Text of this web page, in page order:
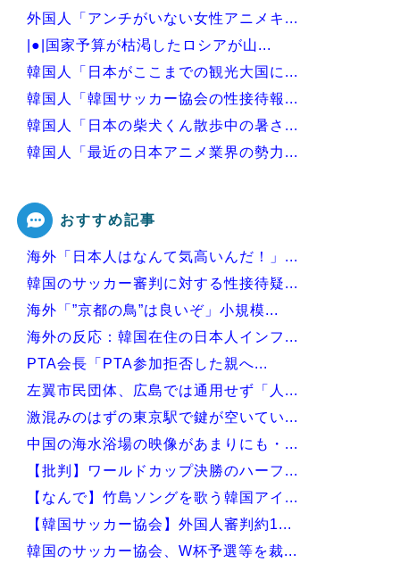
外国人「アンチがいない女性アニメキ...
|●|国家予算が枯渇したロシアが山...
韓国人「日本がここまでの観光大国に...
韓国人「韓国サッカー協会の性接待報...
韓国人「日本の柴犬くん散歩中の暑さ...
韓国人「最近の日本アニメ業界の勢力...
Powered by livedoor 相互RSS
おすすめ記事
海外「日本人はなんて気高いんだ！」...
韓国のサッカー審判に対する性接待疑...
海外「”京都の鳥”は良いぞ」小規模...
海外の反応：韓国在住の日本人インフ...
PTA会長「PTA参加拒否した親へ...
左翼市民団体、広島では通用せず「人...
激混みのはずの東京駅で鍵が空いてい...
中国の海水浴場の映像があまりにも・...
【批判】ワールドカップ決勝のハーフ...
【なんで】竹島ソングを歌う韓国アイ...
【韓国サッカー協会】外国人審判約1...
韓国のサッカー協会、W杯予選等を裁...